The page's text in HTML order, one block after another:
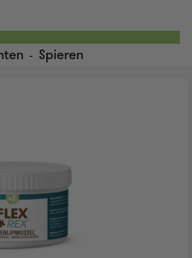
- Spieren